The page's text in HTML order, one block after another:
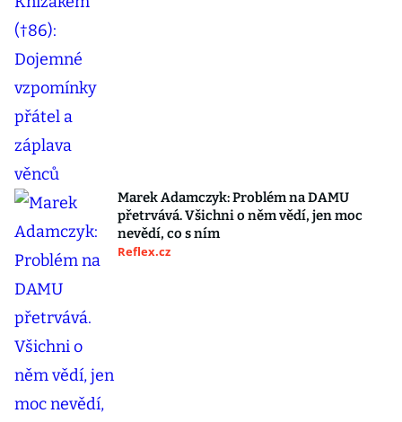
Marek Adamczyk: Problém na DAMU
přetrvává. Všichni o něm vědí, jen moc
nevědí, co s ním
Reflex.cz